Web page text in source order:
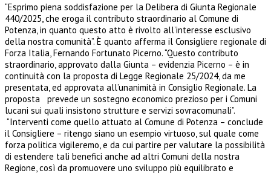
“Esprimo piena soddisfazione per la Delibera di Giunta Regionale
440/2025, che eroga il contributo straordinario al Comune di
Potenza, in quanto questo atto è rivolto all’interesse esclusivo
della nostra comunità”. È quanto afferma il Consigliere regionale di
Forza Italia, Fernando Fortunato Picerno. “Questo contributo
straordinario, approvato dalla Giunta – evidenzia Picerno – è in
continuità con la proposta di Legge Regionale 25/2024, da me
presentata, ed approvata all’unanimità in Consiglio Regionale. La
proposta prevede un sostegno economico prezioso per i Comuni
lucani sui quali insistono strutture e servizi sovracomunali”.
“Interventi come quello attuato al Comune di Potenza – conclude
il Consigliere – ritengo siano un esempio virtuoso, sul quale come
forza politica vigileremo, e da cui partire per valutare la possibilità
di estendere tali benefici anche ad altri Comuni della nostra
Regione, così da promuovere uno sviluppo più equilibrato e